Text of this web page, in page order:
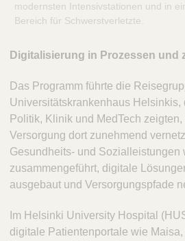
modernsten Intensivstationen und in
Bereich für Schwerstverletzte.
Digitalisierung in Prozessen und
Das Programm führte die
Universitätskrankenhaus Helsinkis,
Politik, Klinik und MedTech
Versorgung dort zunehmend
Gesundheits- und Sozialleistungen
zusammengeführt, digitale
ausgebaut und Versorgungspfade
Im Helsinki University Hospital
digitale Patientenportale wie